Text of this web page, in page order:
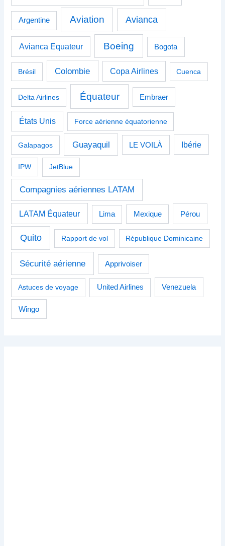
Argentine Aviation Avianca
Avianca Equateur Boeing Bogota
Brésil Colombie Copa Airlines Cuenca
Delta Airlines Équateur Embraer
États Unis Force aérienne équatorienne
Galapagos Guayaquil LE VOILÀ Ibérie
IPW JetBlue
Compagnies aériennes LATAM
LATAM Équateur Lima Mexique Pérou
Quito Rapport de vol République Dominicaine
Sécurité aérienne Apprivoiser
Astuces de voyage United Airlines Venezuela
Wingo